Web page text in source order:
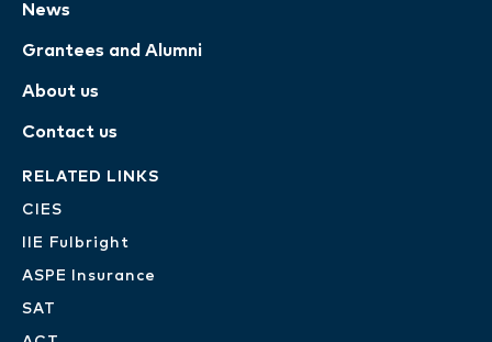
News
Grantees and Alumni
About us
Contact us
RELATED LINKS
CIES
IIE Fulbright
ASPE Insurance
SAT